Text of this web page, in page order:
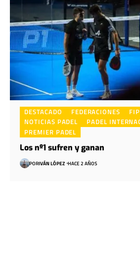
DESTACADO FEDERACIONES FIP
NOTICIAS PADEL
PADEL
PREMIER PADEL
Los nº1 sufren y ganan
PORIVÁN LÓPEZ HACE 2 AÑOS